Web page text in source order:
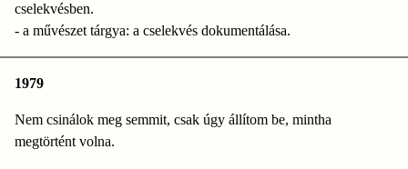
cselekvésben.
- a művészet tárgya: a cselekvés dokumentálása.
1979
Nem csinálok meg semmit, csak úgy állítom be, mintha
megtörtént volna.